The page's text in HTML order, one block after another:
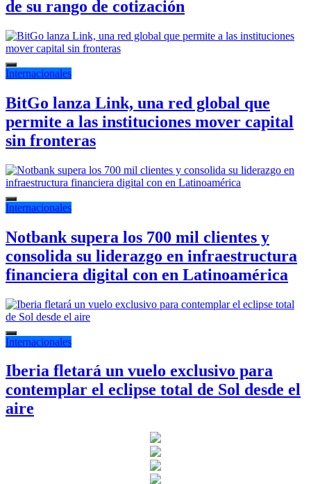
de su rango de cotización
Internacionales
BitGo lanza Link, una red global que
permite a las instituciones mover capital
sin fronteras
Internacionales
Notbank supera los 700 mil clientes y
consolida su liderazgo en infraestructura
financiera digital con en Latinoamérica
Internacionales
Iberia fletará un vuelo exclusivo para
contemplar el eclipse total de Sol desde el
aire